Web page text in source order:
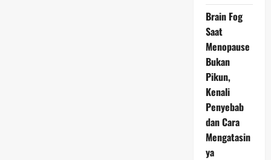
Brain Fog
Saat
Menopause
Bukan
Pikun,
Kenali
Penyebab
dan Cara
Mengatasin
ya